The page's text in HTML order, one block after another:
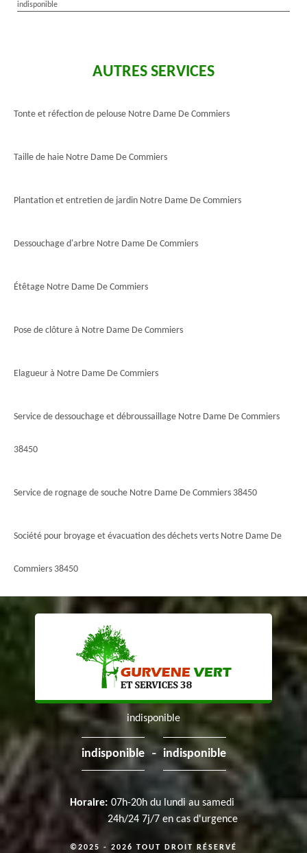
indisponible
AUTRES SERVICES
Tonte et réfection de pelouse Notre Dame De Commiers
Taille de haie Notre Dame De Commiers
Plantation et entretien de jardin Notre Dame De Commiers
Dessouchage d'arbre Notre Dame De Commiers
Étêtage Notre Dame De Commiers
Pose de clôture à Notre Dame De Commiers
Elagueur à Notre Dame De Commiers
Service de dessouchage et débroussaillage Notre Dame De Commiers
38450
Service de rognage de souche Notre Dame De Commiers 38450
Société pour broyage et évacuation des déchets verts Notre Dame De
Commiers 38450
indisponible
indisponible - indisponible
Horaire: 07h-20h du lundi au samedi
24h/24 7j/7 en cas d'urgence
©2025 - 2026 TOUT DROIT RÉSERVÉ